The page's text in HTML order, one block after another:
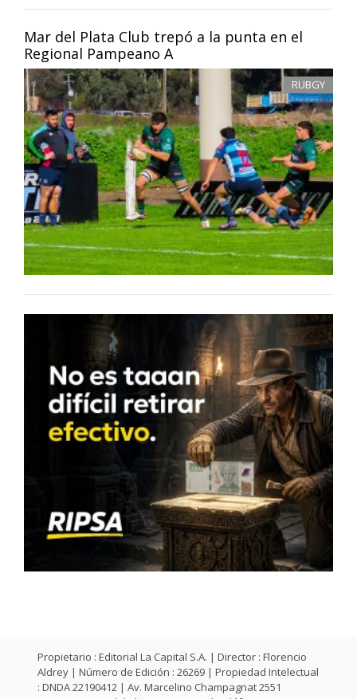
Mar del Plata Club trepó a la punta en el
Regional Pampeano A
RUBGY
Propietario : Editorial La Capital S.A. | Director : Florencio
Aldrey | Número de Edición : 26269 | Propiedad Intelectual
: DNDA 22190412 | Av. Marcelino Champagnat 2551